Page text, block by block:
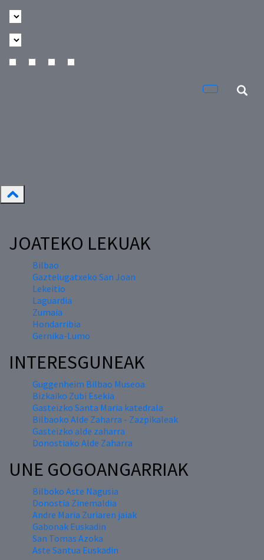
JOATEKO LEKUAK
Bilbao
Gaztelugatxeko San Joan
Lekeitio
Laguardia
Zumaia
Hondarribia
Gernika-Lumo
INTERESGUNEAK
Guggenheim Bilbao Museoa
Bizkaiko Zubi Esekia
Gasteizko Santa Maria katedrala
Bilbaoko Alde Zaharra - Zazpikaleak
Gasteizko alde zaharra
Donostiako Alde Zaharra
UNE GOGOANGARRIAK
Bilboko Aste Nagusia
Donostia Zinemaldia
Andre Maria Zuriaren jaiak
Gabonak Euskadin
San Tomas Azoka
Aste Santua Euskadin